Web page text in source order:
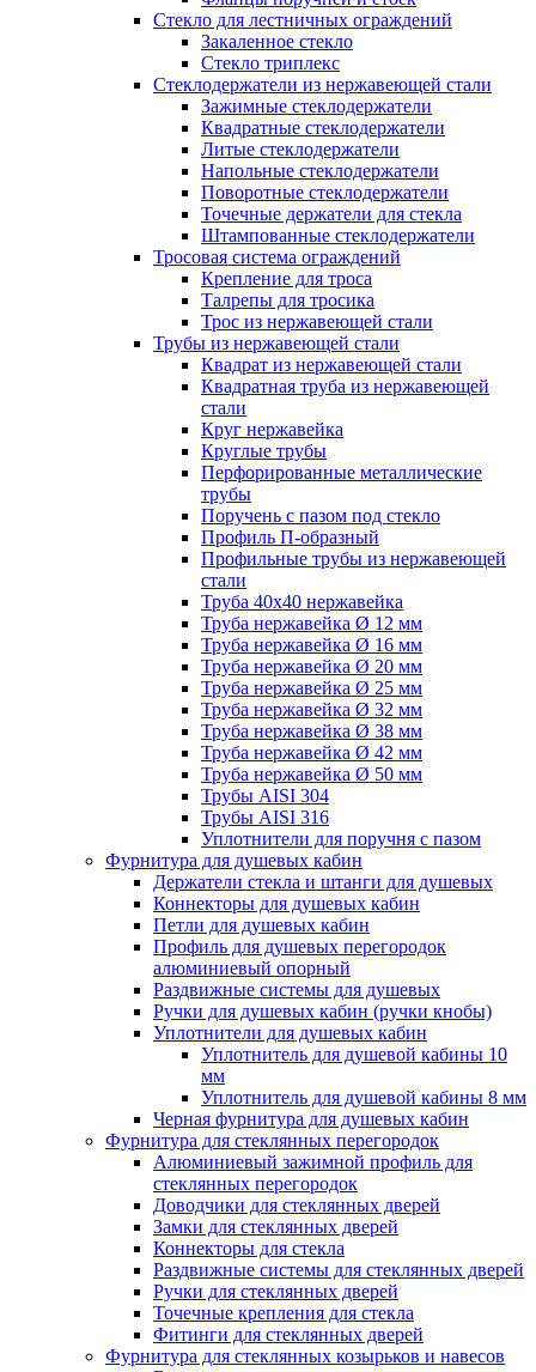
Стекло для лестничных ограждений
Закаленное стекло
Стекло триплекс
Стеклодержатели из нержавеющей стали
Зажимные стеклодержатели
Квадратные стеклодержатели
Литые стеклодержатели
Напольные стеклодержатели
Поворотные стеклодержатели
Точечные держатели для стекла
Штампованные стеклодержатели
Тросовая система ограждений
Крепление для троса
Талрепы для тросика
Трос из нержавеющей стали
Трубы из нержавеющей стали
Квадрат из нержавеющей стали
Квадратная труба из нержавеющей
стали
Круг нержавейка
Круглые трубы
Перфорированные металлические
трубы
Поручень с пазом под стекло
Профиль П-образный
Профильные трубы из нержавеющей
стали
Труба 40х40 нержавейка
Труба нержавейка Ø 12 мм
Труба нержавейка Ø 16 мм
Труба нержавейка Ø 20 мм
Труба нержавейка Ø 25 мм
Труба нержавейка Ø 32 мм
Труба нержавейка Ø 38 мм
Труба нержавейка Ø 42 мм
Труба нержавейка Ø 50 мм
Трубы AISI 304
Трубы AISI 316
Уплотнители для поручня с пазом
Фурнитура для душевых кабин
Держатели стекла и штанги для душевых
Коннекторы для душевых кабин
Петли для душевых кабин
Профиль для душевых перегородок
алюминиевый опорный
Раздвижные сиcтемы для душевых
Ручки для душевых кабин (ручки кнобы)
Уплотнители для душевых кабин
Уплотнитель для душевой кабины 10
мм
Уплотнитель для душевой кабины 8 мм
Черная фурнитура для душевых кабин
Фурнитура для стеклянных перегородок
Алюминиевый зажимной профиль для
стеклянных перегородок
Доводчики для стеклянных дверей
Замки для стеклянных дверей
Коннекторы для стекла
Раздвижные системы для стеклянных дверей
Ручки для стеклянных дверей
Точечные крепления для стекла
Фитинги для стеклянных дверей
Фурнитура для стеклянных козырьков и навесов